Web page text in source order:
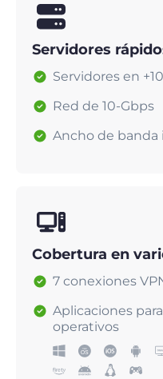
Servidores
Servidores en
Red de 10-Gbps
Ancho de
Cobertura en
7 conexiones
Aplicaciones
operativos